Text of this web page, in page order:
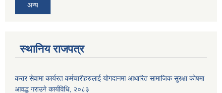
अन्य
स्थानिय राजपत्र
करार सेवामा कार्यरत कर्मचारीहरुलाई योगदानमा आधारित सामाजिक सुरक्षा कोषमा
आवद्ध गराउने कार्यविधि, २०८३